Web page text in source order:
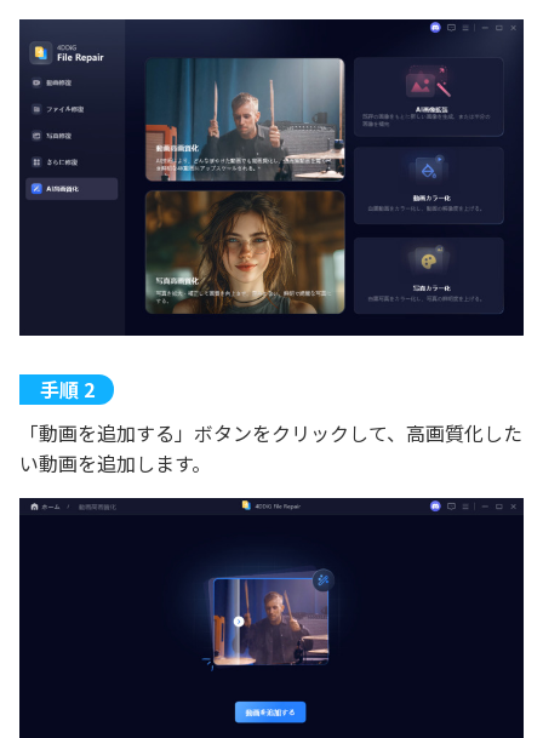
「動画を追加する」ボタンをクリックして、高画質化した
い動画を追加します。